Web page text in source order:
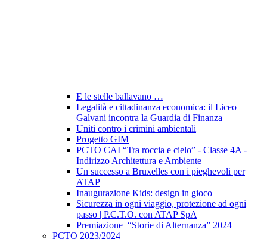
E le stelle ballavano …
Legalità e cittadinanza economica: il Liceo
Galvani incontra la Guardia di Finanza
Uniti contro i crimini ambientali
Progetto GIM
PCTO CAI “Tra roccia e cielo” - Classe 4A -
Indirizzo Architettura e Ambiente
Un successo a Bruxelles con i pieghevoli per
ATAP
Inaugurazione Kids: design in gioco
Sicurezza in ogni viaggio, protezione ad ogni
passo | P.C.T.O. con ATAP SpA
Premiazione “Storie di Alternanza” 2024
PCTO 2023/2024